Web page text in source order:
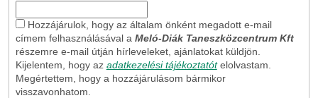
Hozzájárulok, hogy az általam önként megadott e-mail
címem felhasználásával a Meló-Diák Taneszközcentrum Kft
részemre e-mail útján hírleveleket, ajánlatokat küldjön.
Kijelentem, hogy az adatkezelési tájékoztatót elolvastam.
Megértettem, hogy a hozzájárulásom bármikor
visszavonhatom.